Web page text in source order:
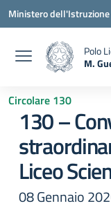
Vai ai contenuti
Vai al menu di
Vai al footer
Ministero
Polo
M.
Circolare 130
130 –
Liceo
08 Gennaio